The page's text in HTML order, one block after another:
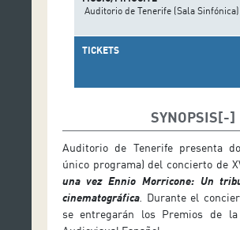
Auditorio de Tenerife (Sala Sinfónica)
TICKETS
SYNOPSIS
Auditorio de Tenerife presenta
único programa) del concierto de
una vez Ennio Morricone: Un
cinematográfica. Durante el
se entregarán los Premios de